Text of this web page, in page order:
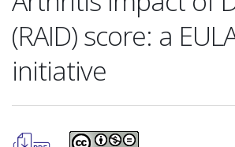
(RAID) score: a
initiative